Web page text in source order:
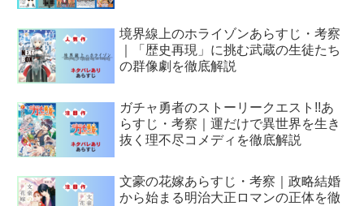
境界線上のホライゾンあらすじ・考察
｜「歴史再現」に挑む武蔵の生徒たち
の群像劇を徹底解説
ガチャ勇者のストーリークエスト!!あ
らすじ・考察｜運だけで異世界を生き
抜く理不尽コメディを徹底解説
文豪の花嫁あらすじ・考察｜政略結婚
から始まる明治大正ロマンの正体を徹